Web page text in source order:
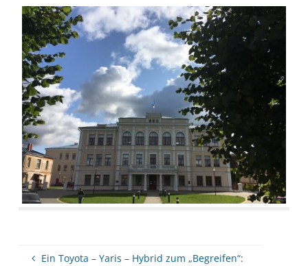
Ein Toyota – Yaris – Hybrid zum „Begreifen“: